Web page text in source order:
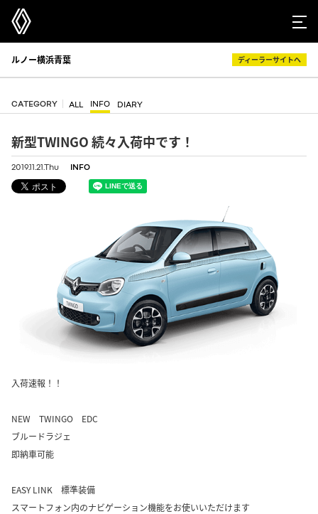
ルノー横浜青葉 ディーラーサイトへ
CATEGORY ALL INFO DIARY
新型TWINGO 続々入荷中です！
2019.11.21.Thu INFO
入荷速報！！
NEW TWINGO EDC
ブルードラジェ
即納車可能
EASY LINK 標準装備
スマートフォン内のナビゲーション機能をお使いいただけます